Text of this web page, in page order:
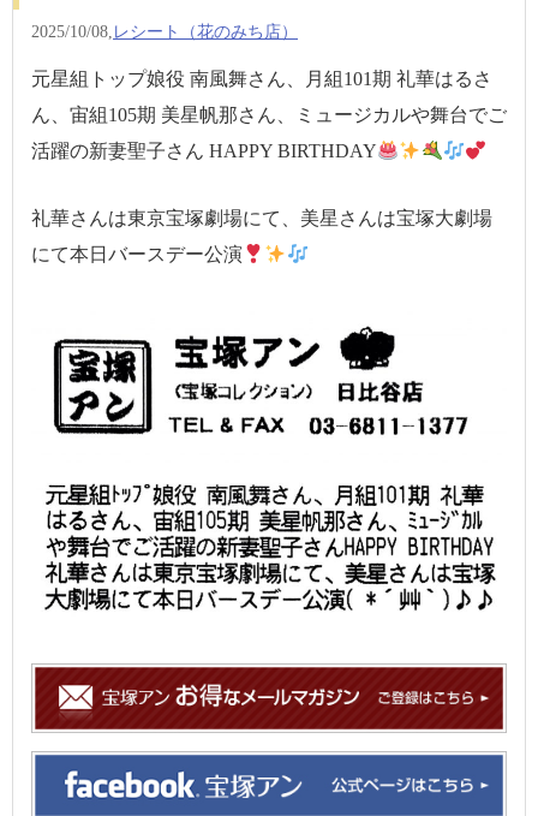
2025/10/08, レシート（花のみち店）
元星組トップ娘役 南風舞さん、月組101期 礼華はるさ
ん、宙組105期 美星帆那さん、ミュージカルや舞台でご
活躍の新妻聖子さん HAPPY BIRTHDAY
礼華さんは東京宝塚劇場にて、美星さんは宝塚大劇場
にて本日バースデー公演